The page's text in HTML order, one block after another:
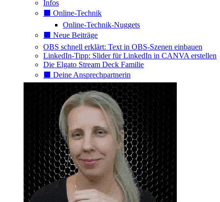
Infos
⬛️ Online-Technik
Online-Technik-Nuggets
⬛️ Neue Beiträge
OBS schnell erklärt: Text in OBS-Szenen einbauen
LinkedIn-Tipp: Slider für LinkedIn in CANVA erstellen
Die Elgato Stream Deck Familie
⬛️ Deine Ansprechpartnerin